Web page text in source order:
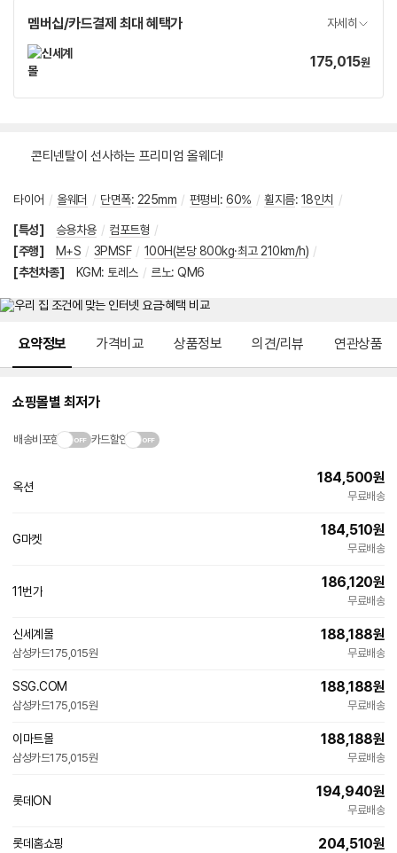
멤버십/카드결제 최대 혜택가 자세히
가
175,015원
콘티넨탈이 선사하는 프리미엄 올웨더!
타이어 / 올웨더 / 단면폭: 225mm / 편평비 : 60% / 휠지름: 18인치 /
[특성] 승용차용 / 컴포트형 /
[주행]
M+S / 3PMSF / 100H(본당 800kg·최고 210km/h) /
[추천차종]
KGM: 토레스 / 르노: QM6
요약정보 가격비교 상품정보 의견/리뷰 연관상품
쇼핑몰별 최저가
배송비포함 카드할인
옥션
184,500원
무료배송
G마켓
184,510원
무료배송
11번가
186,120원
무료배송
신세계몰
삼성카드175,015원
188,188원
무료배송
SSG.COM
삼성카드175,015원
188,188원
무료배송
이마트몰
삼성카드175,015원
188,188원
무료배송
롯데ON
194,940원
무료배송
롯데홈쇼핑 204,510원